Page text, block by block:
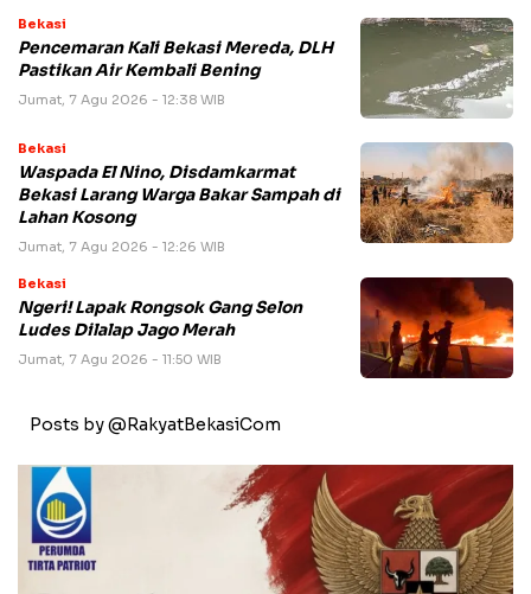
Bekasi
Pencemaran Kali Bekasi Mereda, DLH
Pastikan Air Kembali Bening
Jumat, 7 Agu 2026 - 12:38 WIB
Bekasi
Waspada El Nino, Disdamkarmat
Bekasi Larang Warga Bakar Sampah di
Lahan Kosong
Jumat, 7 Agu 2026 - 12:26 WIB
Bekasi
Ngeri! Lapak Rongsok Gang Selon
Ludes Dilalap Jago Merah
Jumat, 7 Agu 2026 - 11:50 WIB
Posts by @RakyatBekasiCom